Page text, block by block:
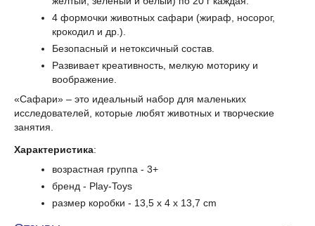
4 формочки животных сафари (жираф, носорог,
крокодил и др.).
Безопасный и нетоксичный состав.
Развивает креативность, мелкую моторику и
воображение.
«Сафари» – это идеальный набор для маленьких
исследователей, которые любят животных и творческие
занятия.
Характеристика:
возрастная группа - 3+
бренд - Play-Toys
размер коробки - 13,5 x 4 x 13,7 cm